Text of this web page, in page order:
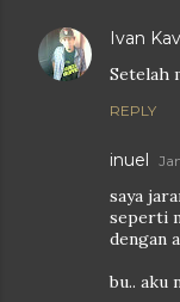
Ivan
Setelah
REPLY
inuel
saya
seperti
dengan
bu.. aku